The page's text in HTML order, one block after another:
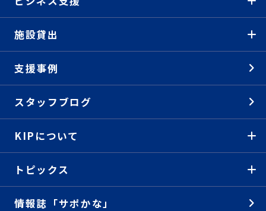
施設貸出
支援事例
スタッフブログ
KIPについて
トピックス
情報誌「サポかな」